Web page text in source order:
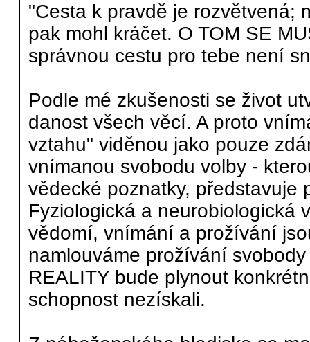
"Cesta k pravdě je rozvětvená;
pak mohl kráčet. O TOM SE
správnou cestu pro tebe není
Podle mé zkušenosti se život
danost všech věcí. A proto
vztahu" viděnou jako pouze
vnímanou svobodu volby -
vědecké poznatky, představuje
Fyziologická a neurobiologická
vědomí, vnímání a prožívání
namlouváme prožívání
REALITY bude plynout
schopnost nezískali.